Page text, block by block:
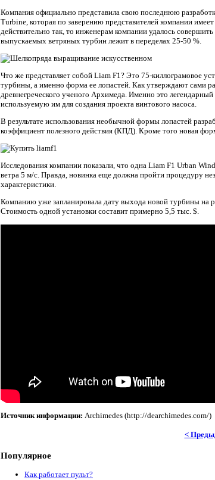
Компания официально представила свою последнюю
Turbine, которая по заверению представителей компании
действительно так, то инженерам компании удалось
выпускаемых ветряных турбин лежит в переделах 25-50 %.
Что же представляет собой Liam F1? Это 75-киллограмовое
турбины, а именно форма ее лопастей. Как утверждают сами
древнегреческого ученого Архимеда. Именно это
используемую им для создания проекта винтового насоса.
В результате использования необычной формы лопастей
коэффициент полезного действия (КПД). Кроме того новая
Исследования компании показали, что одна Liam F1 Urban
ветра 5 м/с. Правда, новинка еще должна пройти процедуру
характеристики.
Компанию уже запланировала дату выхода новой турбины на
Стоимость одной установки составит примерно 5,5 тыс. $.
Источник информации: Archimedes (http://dearchimedes.com/)
<
Популярное
Как работает пульт?